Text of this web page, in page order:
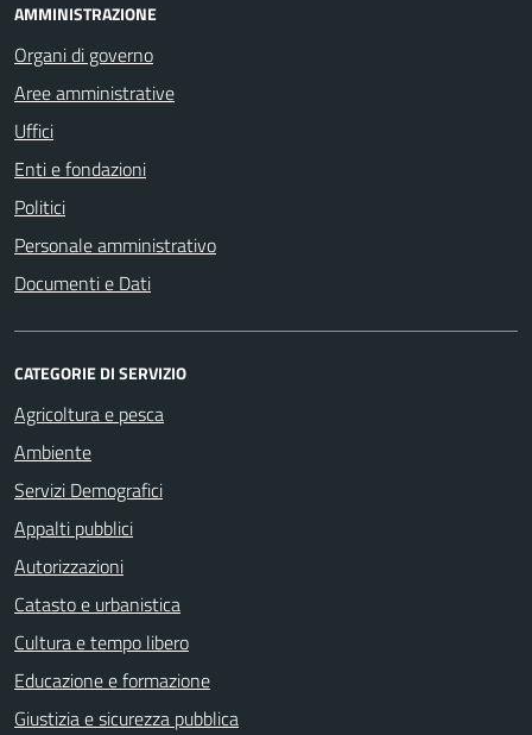
AMMINISTRAZIONE
Organi di governo
Aree amministrative
Uffici
Enti e fondazioni
Politici
Personale amministrativo
Documenti e Dati
CATEGORIE DI SERVIZIO
Agricoltura e pesca
Ambiente
Servizi Demografici
Appalti pubblici
Autorizzazioni
Catasto e urbanistica
Cultura e tempo libero
Educazione e formazione
Giustizia e sicurezza pubblica